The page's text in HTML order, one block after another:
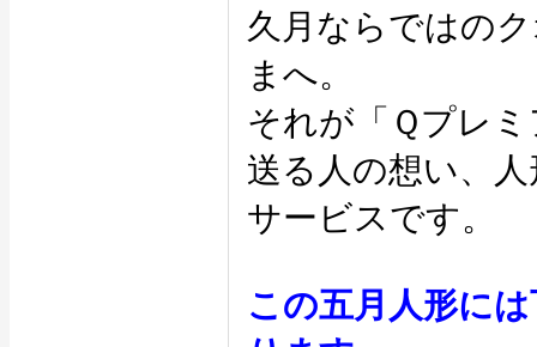
久月ならではの
まへ。
それが「Ｑプレ
送る人の想い、
サービスです。
この五月人形に